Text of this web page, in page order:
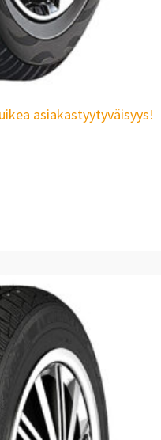
asiakastyytyväisyys!